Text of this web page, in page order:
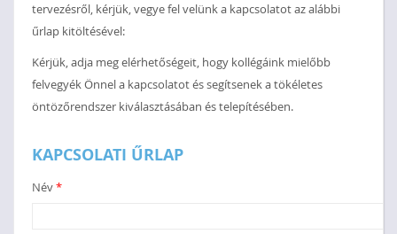
tervezésről, kérjük, vegye fel velünk a kapcsolatot az alábbi
űrlap kitöltésével:
Kérjük, adja meg elérhetőségeit, hogy kollégáink mielőbb
felvegyék Önnel a kapcsolatot és segítsenek a tökéletes
öntözőrendszer kiválasztásában és telepítésében.
KAPCSOLATI ŰRLAP
Név*